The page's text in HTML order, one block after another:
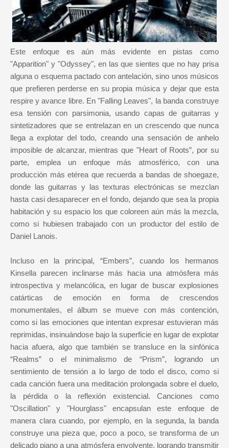
Este enfoque es aún más evidente en pistas como
"Apparition" y "Odyssey", en las que sientes que no hay prisa
alguna o esquema pactado con antelación, sino unos músicos
que prefieren perderse en su propia música y dejar que esta
respire y avance libre. En "Falling Leaves", la banda construye
esa tensión con parsimonia, usando capas de guitarras y
sintetizadores que se entrelazan en un crescendo que nunca
llega a explotar del todo, creando una sensación de anhelo
imposible de alcanzar, mientras que "Heart of Roots”, por su
parte, emplea un enfoque más atmosférico, con una
producción más etérea que recuerda a bandas de shoegaze,
donde las guitarras y las texturas electrónicas se mezclan
hasta casi desaparecer en el fondo, dejando que sea la propia
habitación y su espacio los que coloreen aún más la mezcla,
como si hubiesen trabajado con un productor del estilo de
Daniel Lanois.
Incluso en la principal, “Embers”, cuando los hermanos
Kinsella parecen inclinarse más hacia una atmósfera más
introspectiva y melancólica, en lugar de buscar explosiones
catárticas de emoción en forma de crescendos
monumentales, el álbum se mueve con más contención,
como si las emociones que intentan expresar estuvieran más
reprimidas, insinuándose bajo la superficie en lugar de explotar
hacia afuera, algo que también se transluce en la sinfónica
“Realms” o el minimalismo de “Prism”, logrando un
sentimiento de tensión a lo largo de todo el disco, como si
cada canción fuera una meditación prolongada sobre el duelo,
la pérdida o la reflexión existencial. Canciones como
"Oscillation" y "Hourglass" encapsulan este enfoque de
manera clara cuando, por ejemplo, en la segunda, la banda
construye una pieza que, poco a poco, se transforma de un
delicado piano a una atmósfera envolvente, logrando transmitir